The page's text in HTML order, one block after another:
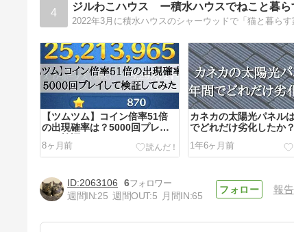
4 ジルわこハウス ー積水ハウスでねこと暮ら
【ツムツム】コイン倍率51倍
の出現確率は？5000回プレイ
して検証してみた
8ヶ月前
カネカの太陽光パネル
でどれだけ劣化したか？
1年6ヶ月前
2063106
6
週間IN:25 週間OUT:5 月間IN:65
報告